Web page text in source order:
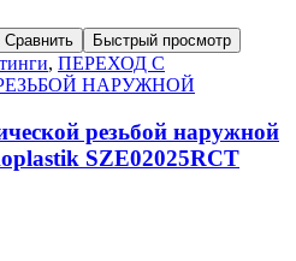
Сравнить Быстрый просмотр
, ПЕРЕХОД С
НАРУЖНОЙ
резьбой наружной
SZE02025RCT